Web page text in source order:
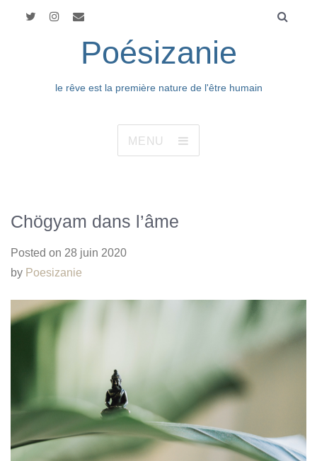
Poésizanie
le rêve est la première nature de l'être humain
MENU
Chögyam dans l’âme
Posted on 28 juin 2020
by Poesizanie